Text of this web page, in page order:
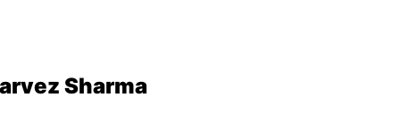
Sharma